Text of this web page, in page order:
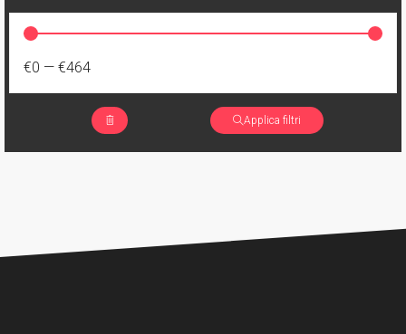
€0 — €464
Applica filtri